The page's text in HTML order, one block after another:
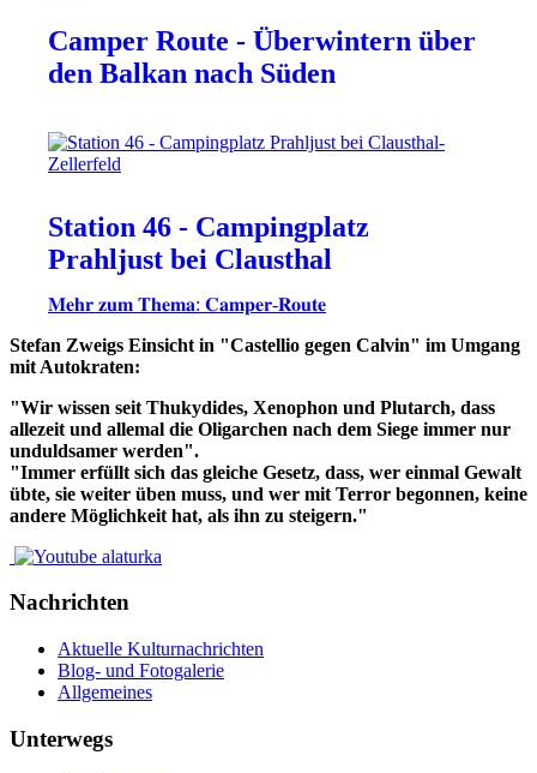
Camper Route - Überwintern über
den Balkan nach Süden
Station 46 - Campingplatz
Prahljust bei Clausthal
𝐌𝐞𝐡𝐫 𝐳𝐮𝐦 𝐓𝐡𝐞𝐦𝐚: 𝐂𝐚𝐦𝐩𝐞𝐫-𝐑𝐨𝐮𝐭𝐞
Stefan Zweigs Einsicht in "Castellio gegen Calvin" im Umgang
mit Autokraten:
"Wir wissen seit Thukydides, Xenophon und Plutarch, dass
allezeit und allemal die Oligarchen nach dem Siege immer nur
unduldsamer werden".
"Immer erfüllt sich das gleiche Gesetz, dass, wer einmal Gewalt
übte, sie weiter üben muss, und wer mit Terror begonnen, keine
andere Möglichkeit hat, als ihn zu steigern."
Nachrichten
Aktuelle Kulturnachrichten
Blog- und Fotogalerie
Allgemeines
Unterwegs